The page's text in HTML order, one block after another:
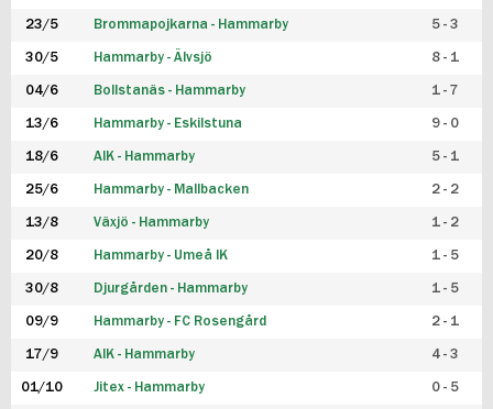
23/5 Brommapojkarna - Hammarby 5 - 3
30/5 Hammarby - Älvsjö 8 - 1
04/6 Bollstanäs - Hammarby 1 - 7
13/6 Hammarby - Eskilstuna 9 - 0
18/6 AIK - Hammarby 5 - 1
25/6 Hammarby - Mallbacken 2 - 2
13/8 Växjö - Hammarby 1 - 2
20/8 Hammarby - Umeå IK 1 - 5
30/8 Djurgården - Hammarby 1 - 5
09/9 Hammarby - FC Rosengård 2 - 1
17/9 AIK - Hammarby 4 - 3
01/10 Jitex - Hammarby 0 - 5